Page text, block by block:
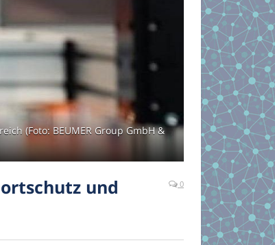
(Foto: BEUMER Group GmbH &
und
0